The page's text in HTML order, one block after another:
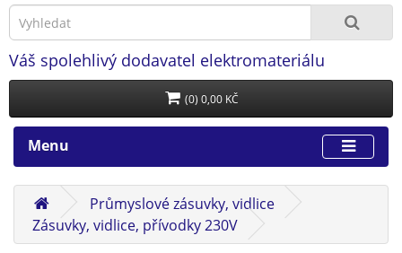
Váš spolehlivý dodavatel elektromateriálu
(0) 0,00 KČ
Menu
Průmyslové zásuvky, vidlice
Zásuvky, vidlice, přívodky 230V